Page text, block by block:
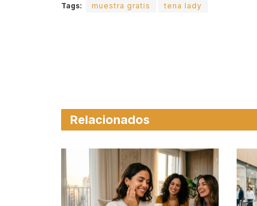
Tags: muestra gratis tena lady
Relacionados